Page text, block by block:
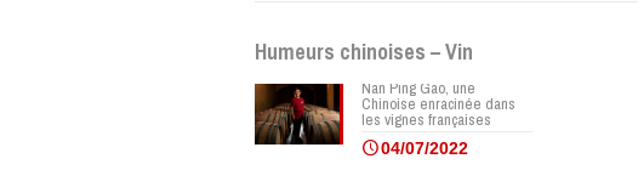
Humeurs chinoises – Vin
Nan Ping Gao, une
Chinoise enracinée dans
les vignes françaises
04/07/2022